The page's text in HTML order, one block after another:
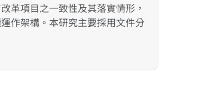
革項目之一致性及其落實情形，
作架構。本研究主要採用文件分